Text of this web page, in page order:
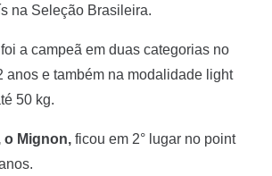
na Seleção Brasileira.
foi a campeã em duas categorias no
anos e também na modalidade light
50 kg.
o Mignon, ficou em 2° lugar no point